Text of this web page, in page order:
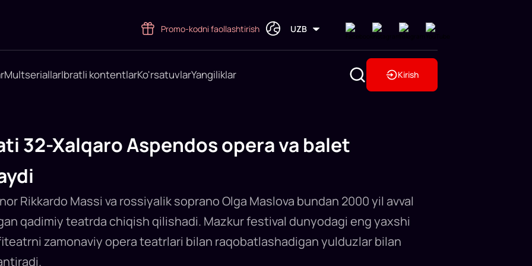
Promo-kodni faollashtirish UZB
MultseriallarIbratli kontentlarKo'rsatuvlarYangiliklar Kirish
32-Xalqaro Aspendos opera va balet
Rikkardo Massi va rossiyalik soprano Olga Maslova bundan 2000 yil avval
qadimiy teatrda chiqish qilishadi. Mazkur festival dunyodagi eng yaxshi
zamonaviy opera teatrlari bilan raqobatlashadigan yulduzlar bilan